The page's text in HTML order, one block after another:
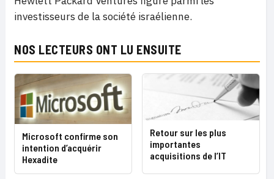
investisseurs de la société israélienne.
NOS LECTEURS ONT LU ENSUITE
Microsoft confirme son
intention d’acquérir
Hexadite
Retour sur les plus
importantes
acquisitions de l’IT